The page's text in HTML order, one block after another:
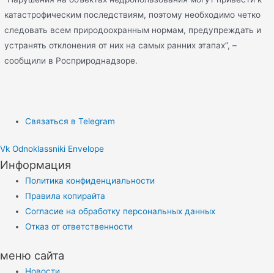
катастрофическим последствиям, поэтому необходимо четко
следовать всем природоохранным нормам, предупреждать и
устранять отклонения от них на самых ранних этапах”, –
сообщили в Росприроднадзоре.
Связаться в Telegram
Vk Odnoklassniki Envelope
Информация
Политика конфиденциальности
Правила копирайта
Согласие на обработку персональных данных
Отказ от ответственности
меню сайта